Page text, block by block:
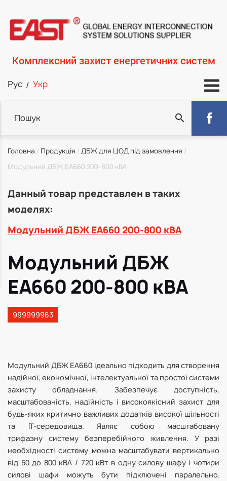
основного
вмісту
Комплексний захист енергетичних систем
Рус Укр
Рядок
навіґації
Головна Продукція
ДБЖ для ЦОД під замовлення
Модульний ДБЖ EA660 200-800 кВА
Данный товар представлен в таких
моделях:
Модульний ДБЖ EA660 200-800 кВА
Модульний ДБЖ
EA660 200-800 кВА
999999963
Модульний ДБЖ EA660 ідеально підходить для створення
надійної, економічної, інтелектуальної та простої системи
захисту обладнання. Забезпечує доступність,
масштабованість, надійність і високоякісний захист для
будь-яких критично важливих додатків високої щільності
та IT-середовища. Являє собою масштабовану
трифазну систему безперебійного живлення. У разі
необхідності систему можна масштабувати вертикально
від 50 до 800 кВА / 720 кВт в одну силову шафу і чотири
силові шафи можуть бути підключені паралельно,